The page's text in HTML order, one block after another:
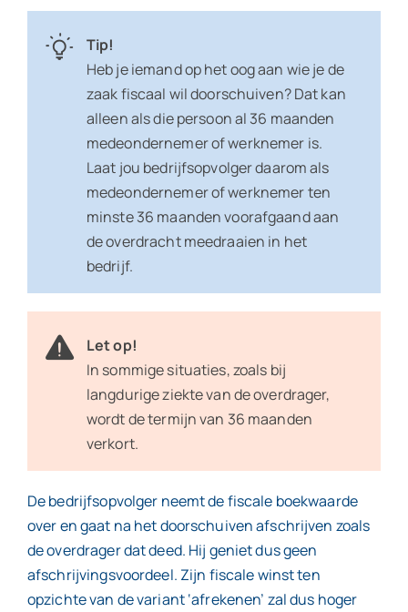
Tip!
Heb je iemand op het oog aan wie je de
zaak fiscaal wil doorschuiven? Dat kan
alleen als die persoon al 36 maanden
medeondernemer of werknemer is.
Laat jou bedrijfsopvolger daarom als
medeondernemer of werknemer ten
minste 36 maanden voorafgaand aan
de overdracht meedraaien in het
bedrijf.
Let op!
In sommige situaties, zoals bij
langdurige ziekte van de overdrager,
wordt de termijn van 36 maanden
verkort.
De bedrijfsopvolger neemt de fiscale boekwaarde
over en gaat na het doorschuiven afschrijven zoals
de overdrager dat deed. Hij geniet dus geen
afschrijvingsvoordeel. Zijn fiscale winst ten
opzichte van de variant ‘afrekenen’ zal dus hoger